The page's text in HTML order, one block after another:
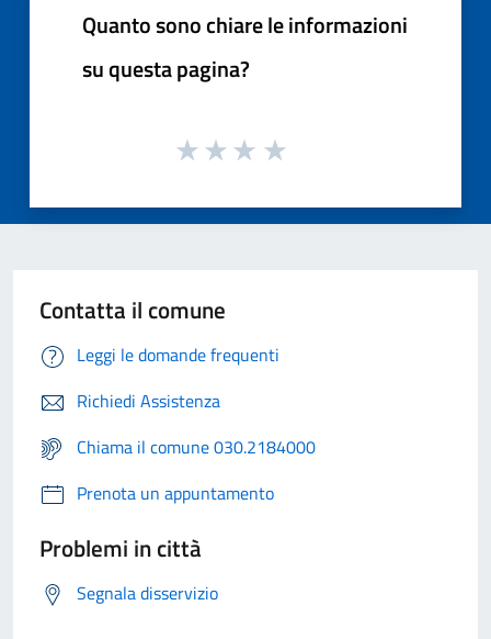
Quanto sono chiare le informazioni
su questa pagina?
Contatta il comune
Leggi le domande frequenti
Richiedi Assistenza
Chiama il comune 030.2184000
Prenota un appuntamento
Problemi in città
Segnala disservizio